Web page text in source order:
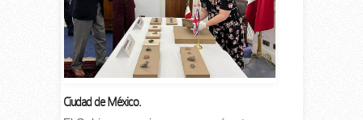
Ciudad de México.